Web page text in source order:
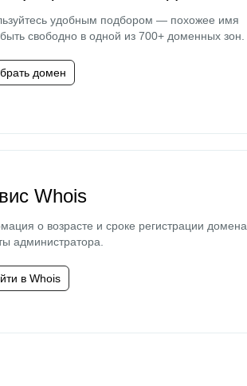
удобным подбором — похожее имя
свободно в одной из 700+ доменных зон.
домен
Whois
о возрасте и сроке регистрации домена,
администратора.
в Whois